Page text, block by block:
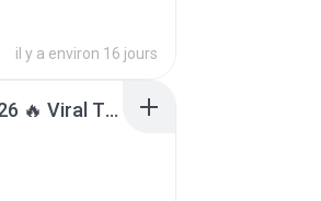
il y a environ 16 jours
Lagu Santai Terpopuler 2026 🔥 Viral TikTok — Lagu Pop Indonesia Terbaru & Paling Hits 2026